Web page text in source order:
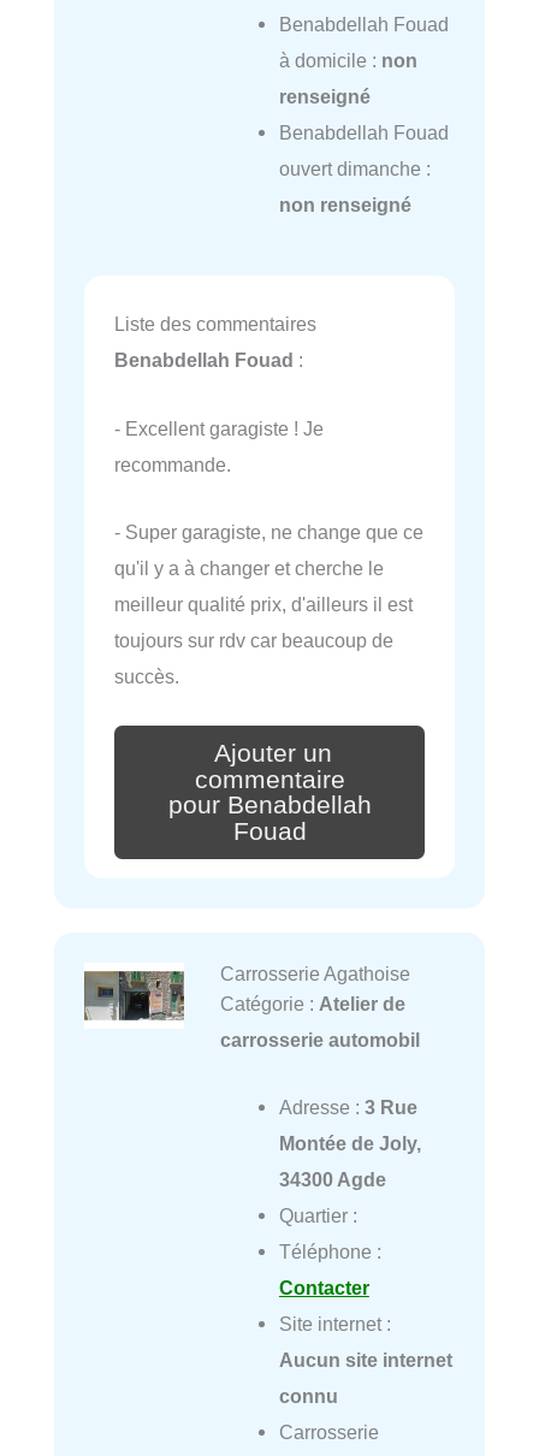
Benabdellah Fouad
à domicile : non
renseigné
Benabdellah Fouad
ouvert dimanche :
non renseigné
Liste des commentaires
Benabdellah Fouad :
- Excellent garagiste ! Je
recommande.
- Super garagiste, ne change que ce
qu'il y a à changer et cherche le
meilleur qualité prix, d'ailleurs il est
toujours sur rdv car beaucoup de
succès.
Ajouter un
commentaire
pour Benabdellah
Fouad
Carrosserie Agathoise
Catégorie : Atelier de
carrosserie automobil
Adresse : 3 Rue
Montée de Joly,
34300 Agde
Quartier :
Téléphone :
Contacter
Site internet :
Aucun site internet
connu
Carrosserie